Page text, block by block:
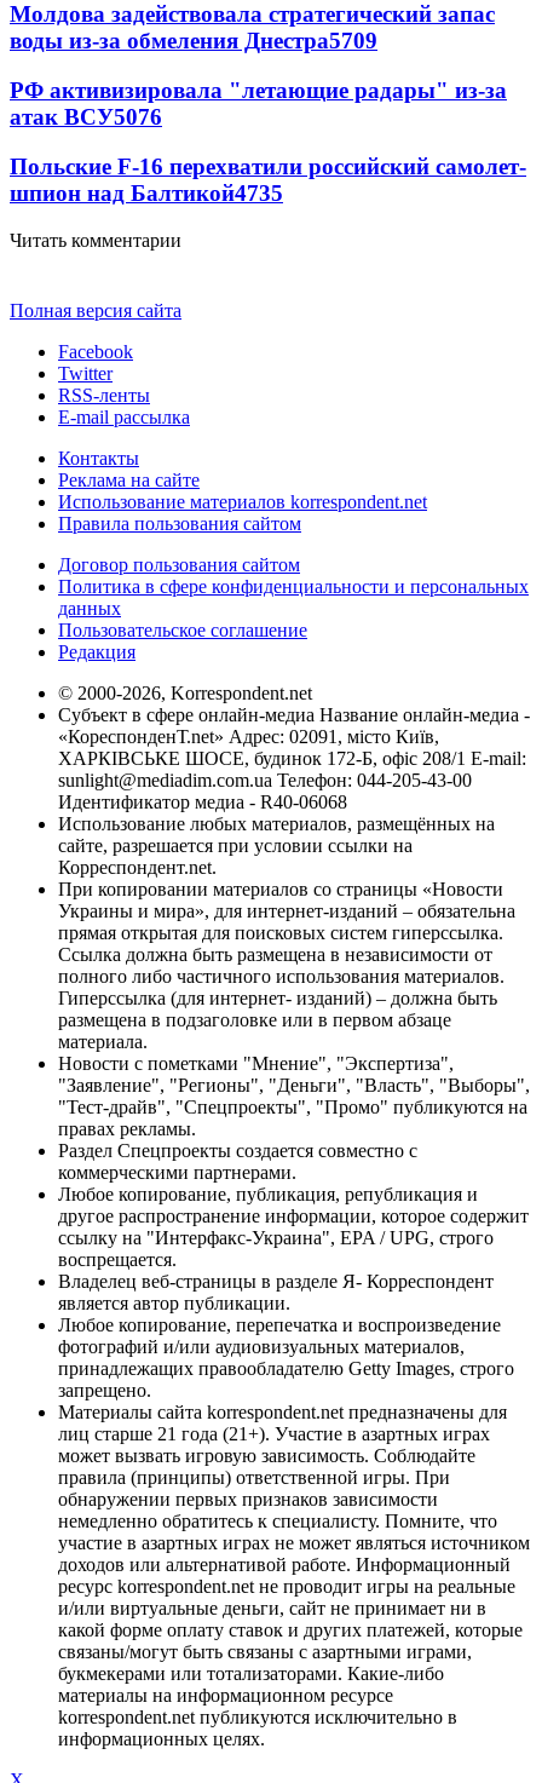
Молдова задействовала стратегический запас
воды из-за обмеления Днестра5709
РФ активизировала "летающие радары" из-за
атак ВСУ5076
Польские F-16 перехватили российский самолет-
шпион над Балтикой4735
Читать комментарии
Полная версия сайта
Facebook
Twitter
RSS-ленты
E-mail рассылка
Контакты
Реклама на сайте
Использование материалов korrespondent.net
Правила пользования сайтом
Договор пользования сайтом
Политика в сфере конфиденциальности и персональных
данных
Пользовательское соглашение
Редакция
© 2000-2026, Korrespondent.net
Субъект в сфере онлайн-медиа Название онлайн-медиа -
«КореспонденТ.net» Адрес: 02091, місто Київ,
ХАРКІВСЬКЕ ШОСЕ, будинок 172-Б, офіс 208/1 E-mail:
sunlight@mediadim.com.ua Телефон: 044-205-43-00
Идентификатор медиа - R40-06068
Использование любых материалов, размещённых на
сайте, разрешается при условии ссылки на
Корреспондент.net.
При копировании материалов со страницы «Новости
Украины и мира», для интернет-изданий – обязательна
прямая открытая для поисковых систем гиперссылка.
Ссылка должна быть размещена в независимости от
полного либо частичного использования материалов.
Гиперссылка (для интернет- изданий) – должна быть
размещена в подзаголовке или в первом абзаце
материала.
Новости с пометками "Мнение", "Экспертиза",
"Заявление", "Регионы", "Деньги", "Власть", "Выборы",
"Тест-драйв", "Спецпроекты", "Промо" публикуются на
правах рекламы.
Раздел Спецпроекты создается совместно с
коммерческими партнерами.
Любое копирование, публикация, републикация и
другое распространение информации, которое содержит
ссылку на "Интерфакс-Украина", EPA / UPG, строго
воспрещается.
Владелец веб-страницы в разделе Я- Корреспондент
является автор публикации.
Любое копирование, перепечатка и воспроизведение
фотографий и/или аудиовизуальных материалов,
принадлежащих правообладателю Getty Images, строго
запрещено.
Материалы сайта korrespondent.net предназначены для
лиц старше 21 года (21+). Участие в азартных играх
может вызвать игровую зависимость. Соблюдайте
правила (принципы) ответственной игры. При
обнаружении первых признаков зависимости
немедленно обратитесь к специалисту. Помните, что
участие в азартных играх не может являться источником
доходов или альтернативой работе. Информационный
ресурс korrespondent.net не проводит игры на реальные
и/или виртуальные деньги, сайт не принимает ни в
какой форме оплату ставок и других платежей, которые
связаны/могут быть связаны с азартными играми,
букмекерами или тотализаторами. Какие-либо
материалы на информационном ресурсе
korrespondent.net публикуются исключительно в
информационных целях.